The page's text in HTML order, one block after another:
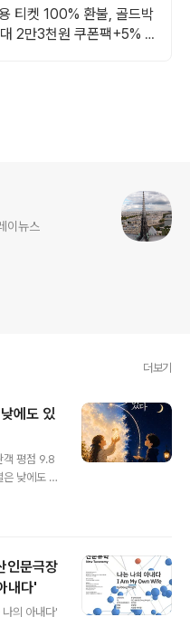
티켓 100% 환불, 골드박
2만3천원 쿠폰팩+5% 추
이뉴스
더보기
에도 있
객 평점 9.8
낮에도 있
상실증을
선택을 통
기억될
될 수 있
인문극장
내다'
의 아내다'